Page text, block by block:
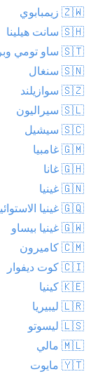
🇿🇼 زيمبابوي
🇸🇭 سانت هيلينا
🇸🇹 ساو تومي وبرينسيبي
🇸🇳 سنغال
🇸🇿 سوازيلند
🇸🇱 سيراليون
🇸🇨 سيشيل
🇬🇲 غامبيا
🇬🇭 غانا
🇬🇳 غينيا
🇬🇶 غينيا الاستوائية
🇬🇼 غينيا بيساو
🇨🇲 كاميرون
🇨🇮 كوت ديفوار
🇰🇪 كينيا
🇱🇷 ليبيريا
🇱🇸 ليسوتو
🇲🇱 مالي
🇾🇹 مايوت